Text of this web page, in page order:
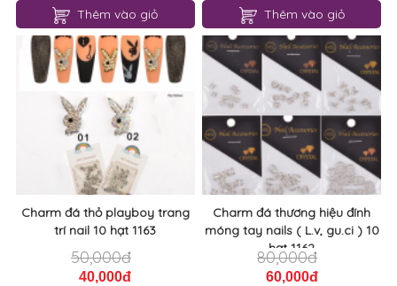
Thêm vào giỏ Thêm vào giỏ
Charm đá thỏ playboy trang
trí nail 10 hạt 1163
50,000đ
40,000đ
Charm đá thương hiệu đính
móng tay nails ( L.v, gu.ci ) 10
hạt 1162
80,000đ
60,000đ